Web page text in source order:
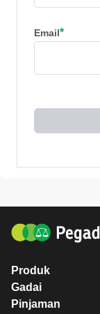
Email*
Produk
Gadai
Pinjaman